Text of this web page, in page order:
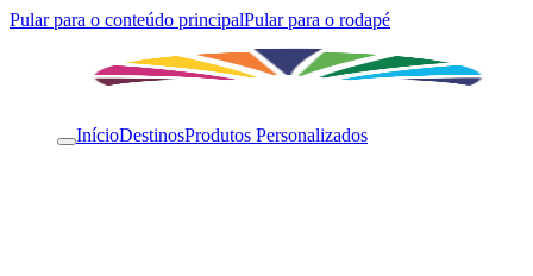
Pular para o conteúdo principalPular para o rodapé
InícioDestinosProdutos Personalizados